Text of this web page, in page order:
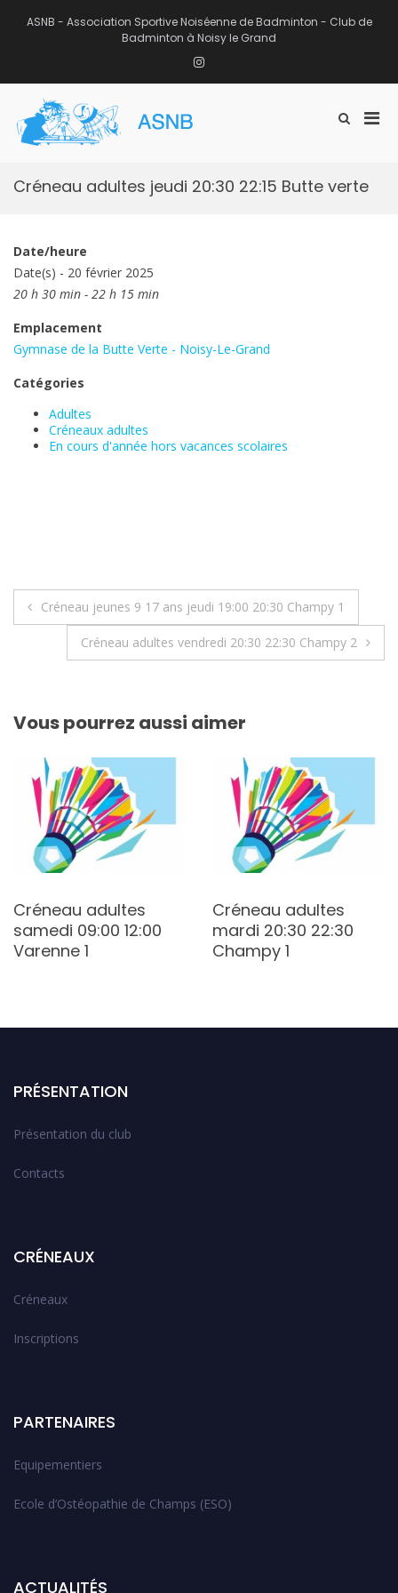
ASNB - Association Sportive Noiséenne de Badminton - Club de
Badminton à Noisy le Grand
Instagram
Afficher
recherche
Créneau adultes jeudi 20:30 22:15 Butte verte
Date/heure
Date(s) - 20 février 2025
20 h 30 min - 22 h 15 min
Emplacement
Gymnase de la Butte Verte - Noisy-Le-Grand
Catégories
Adultes
Créneaux adultes
En cours d'année hors vacances scolaires
Navigation
Créneau jeunes 9 17 ans jeudi 19:00 20:30 Champy 1
Créneau adultes vendredi 20:30 22:30 Champy 2
Vous pourrez aussi aimer
Créneau adultes
samedi 09:00 12:00
Varenne 1
Créneau adultes
mardi 20:30 22:30
Champy 1
PRÉSENTATION
Présentation du club
Contacts
CRÉNEAUX
Créneaux
Inscriptions
PARTENAIRES
Equipementiers
Ecole d’Ostéopathie de Champs (ESO)
ACTUALITÉS